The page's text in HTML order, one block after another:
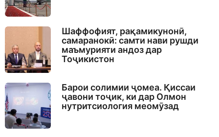
Шаффофият, рақамикунонӣ,
самаранокӣ: самти нави рушди
маъмурияти андоз дар
Тоҷикистон
Барои солимии ҷомеа. Қиссаи
ҷавони тоҷик, ки дар Олмон
нутритсиология меомӯзад